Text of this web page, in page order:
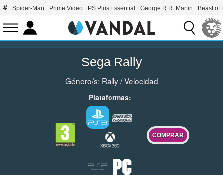
Spider-Man Prime Video PS Plus Essential George R.R. Martin Beast of
Sega Rally
Género/s: Rally/Velocidad
Plataformas:
COMPRAR